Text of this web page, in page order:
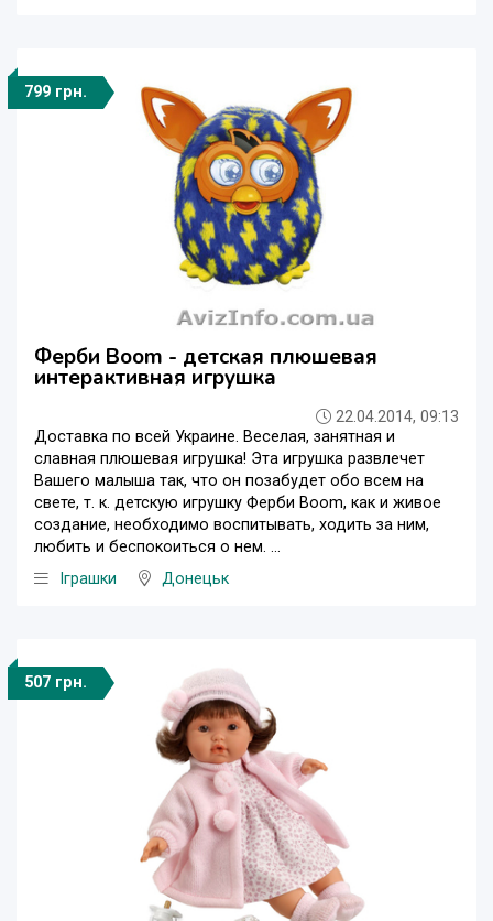
799 грн.
Ферби Boom - детская плюшевая
интерактивная игрушка
22.04.2014, 09:13
Доставка по всей Украине. Веселая, занятная и
славная плюшевая игрушка! Эта игрушка развлечет
Вашего малыша так, что он позабудет обо всем на
свете, т. к. детскую игрушку Ферби Boom, как и живое
создание, необходимо воспитывать, ходить за ним,
любить и беспокоиться о нем. ...
Iграшки
Донецьк
507 грн.